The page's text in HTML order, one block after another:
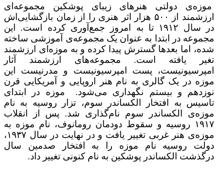
موزه‌ی دولتی هنرهای زیبای پوشکین مجموعه‌ای
ارزشمند از ۵۰۰ هزار اثر هنری را از زمان بازگشایی‌اش
در سال ۱۹۱۲ تا به امروز جمع‌آوری کرده است. این
مجموعه در ابتدا به عنوان یک مجموعه‌ی آموزشی ساخته
شده، اما بعدها گسترش پیدا کرده و به موزه‌ای ارزشمند
تغیر یافته است. مجموعه‌های ارزشمند آثار
امپرسیونیست، پست امپرسیونیست و مدرنیست این
موزه در یک گالری به نام هنر اروپایی و آمریکایی قرن
نوزدهم و بیستم نگهداری می‌شود. موزه در ابتدای
تاسیس به افتخار الکساندر سوم، تزار روسیه به ‌نام
موزه‌ی الکساندر سوم نام‌گذاری شد. پس از انقلاب
۱۹۱۷ روسیه و سقوط دودمان رومانوف، نام موزه به
موزه‌ی هنر غربی تغییر یافت و در نهایت در سال ۱۹۳۷،
دولت روسیه نام موزه را به افتخار صدمین سال
درگذشت الکساندر پوشکین به نام کنونی تغییر داد.